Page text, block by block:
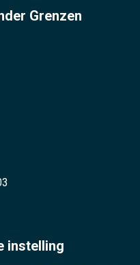
Grenzen
instelling